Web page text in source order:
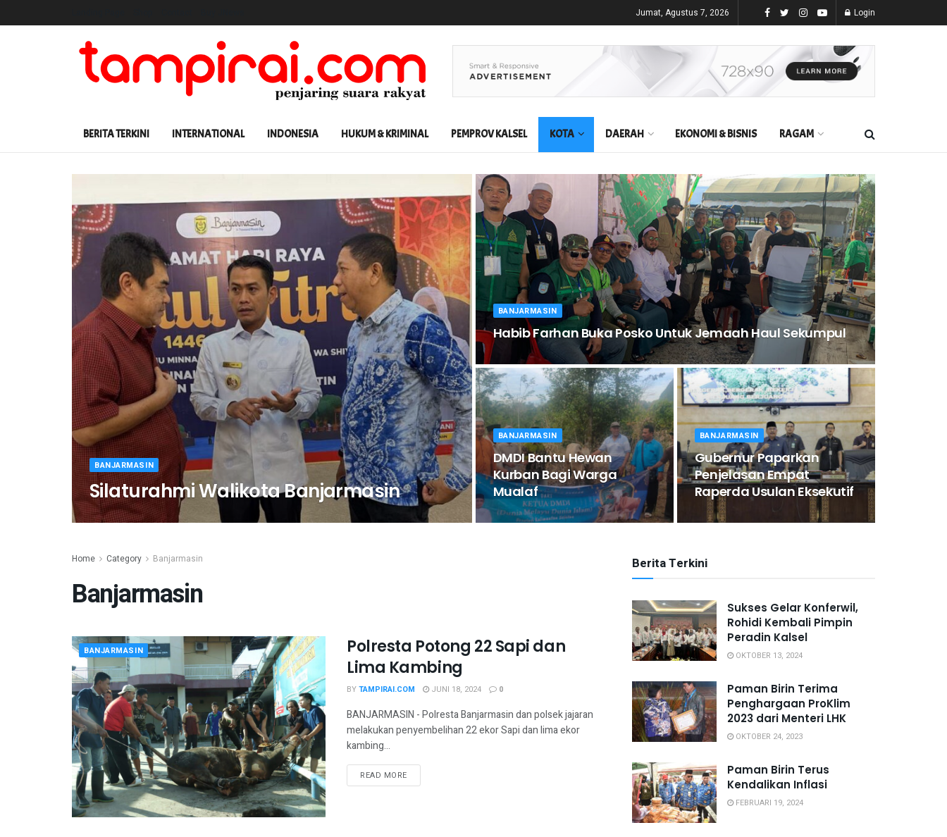
Jumat, Agustus 7, 2026 Login
BERITA TERKINI INTERNATIONAL INDONESIA HUKUM & KRIMINAL PEMPROV KALSEL KOTA DAERAH EKONOMI & BISNIS RAGAM
BANJARMASIN
Silaturahmi Walikota Banjarmasin
BANJARMASIN
Habib Farhan Buka Posko Untuk Jemaah Haul Sekumpul
BANJARMASIN
DMDI Bantu Hewan
Kurban Bagi Warga
Mualaf
BANJARMASIN
Gubernur Paparkan
Penjelasan Empat
Raperda Usulan Eksekutif
Home Category Banjarmasin
Banjarmasin
BANJARMASIN
Polresta Potong 22 Sapi dan
Lima Kambing
BYTAMPIRAI.COM JUNI 18, 2024 0
BANJARMASIN - Polresta Banjarmasin dan polsek jajaran
melakukan penyembelihan 22 ekor Sapi dan lima ekor
kambing...
READ MORE
Berita Terkini
Sukses Gelar Konferwil,
Rohidi Kembali Pimpin
Peradin Kalsel
OKTOBER 13, 2024
Paman Birin Terima
Penghargaan ProKlim
2023 dari Menteri LHK
OKTOBER 24, 2023
Paman Birin Terus
Kendalikan Inflasi
FEBRUARI 19, 2024